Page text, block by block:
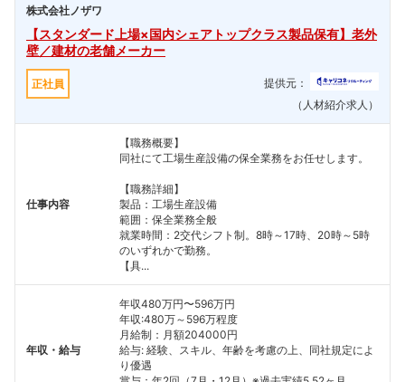
株式会社ノザワ
【スタンダード上場×国内シェアトップクラス製品保有】老外
壁／建材の老舗メーカー
正社員
提供元：
（人材紹介求人）
仕事内容
【職務概要】
同社にて工場生産設備の保全業務をお任せします。
【職務詳細】
製品：工場生産設備
範囲：保全業務全般
就業時間：2交代シフト制。8時～17時、20時～5時
のいずれかで勤務。
【具...
年収・給与
年収480万円〜596万円
年収:480万～596万程度
月給制：月額204000円
給与: 経験、スキル、年齢を考慮の上、同社規定によ
り優遇